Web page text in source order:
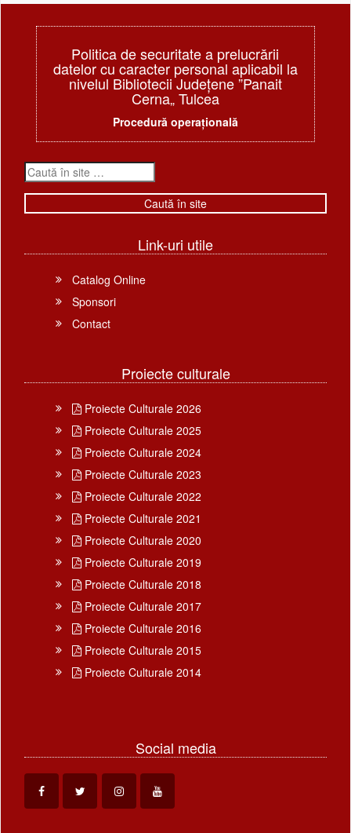
Politica de securitate a prelucrării
datelor cu caracter personal aplicabil la
nivelul Bibliotecii Judeţene ”Panait
Cerna„ Tulcea
Procedură operațională
Link-uri utile
Catalog Online
Sponsori
Contact
Proiecte culturale
Proiecte Culturale 2026
Proiecte Culturale 2025
Proiecte Culturale 2024
Proiecte Culturale 2023
Proiecte Culturale 2022
Proiecte Culturale 2021
Proiecte Culturale 2020
Proiecte Culturale 2019
Proiecte Culturale 2018
Proiecte Culturale 2017
Proiecte Culturale 2016
Proiecte Culturale 2015
Proiecte Culturale 2014
Social media